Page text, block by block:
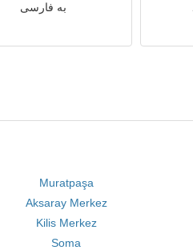
به فارسی
Muratpaşa
Aksaray Merkez
Kilis Merkez
Soma